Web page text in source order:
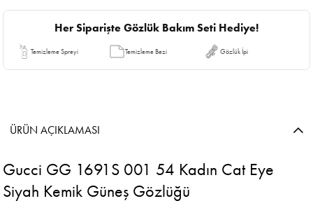
Her Siparişte Gözlük Bakım Seti Hediye!
Temizleme Spreyi Temizleme Bezi Gözlük İpi
ÜRÜN AÇIKLAMASI
Gucci GG 1691S 001 54 Kadın Cat Eye
Siyah Kemik Güneş Gözlüğü